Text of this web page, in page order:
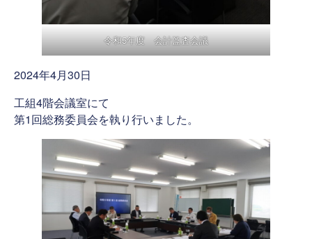
令和5年度 会計監査会議
2024年4月30日
工組4階会議室にて
第1回総務委員会を執り行いました。